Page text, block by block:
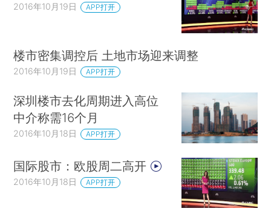
2016年10月19日 APP打开
楼市密集调控后 土地市场迎来调整
2016年10月19日 APP打开
深圳楼市去化周期进入高位
中介称需16个月
2016年10月18日 APP打开
国际股市：欧股周二高开
2016年10月18日 APP打开